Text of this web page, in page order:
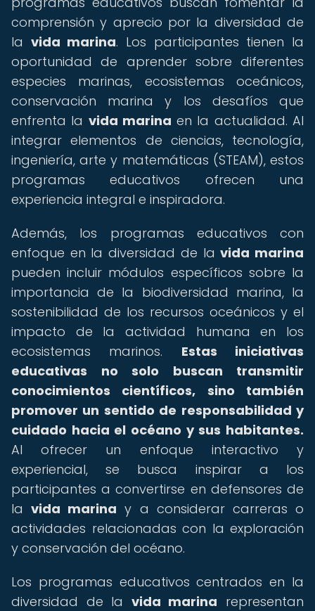
comprensión y aprecio por la diversidad de
la vida marina. Los participantes tienen la
oportunidad de aprender sobre diferentes
especies marinas, ecosistemas oceánicos,
conservación marina y los desafíos que
enfrenta la vida marina en la actualidad. Al
integrar elementos de ciencias, tecnología,
ingeniería, arte y matemáticas (STEAM), estos
programas educativos ofrecen una
experiencia integral e inspiradora.
Además, los programas educativos con
enfoque en la diversidad de lavida marina
pueden incluir módulos específicos sobre la
importancia de la biodiversidad marina, la
sostenibilidad de los recursos oceánicos y el
impacto de la actividad humana en los
ecosistemas marinos. Estas iniciativas
educativas no solo buscan transmitir
conocimientos científicos, sino también
promover un sentido de responsabilidad y
cuidado hacia el océano y sus habitantes.
Al ofrecer un enfoque interactivo y
experiencial, se busca inspirar a los
participantes a convertirse en defensores de
lavida marina y a considerar carreras o
actividades relacionadas con la exploración
y conservación del océano.
Los programas educativos centrados en la
diversidad de la vida marina representan